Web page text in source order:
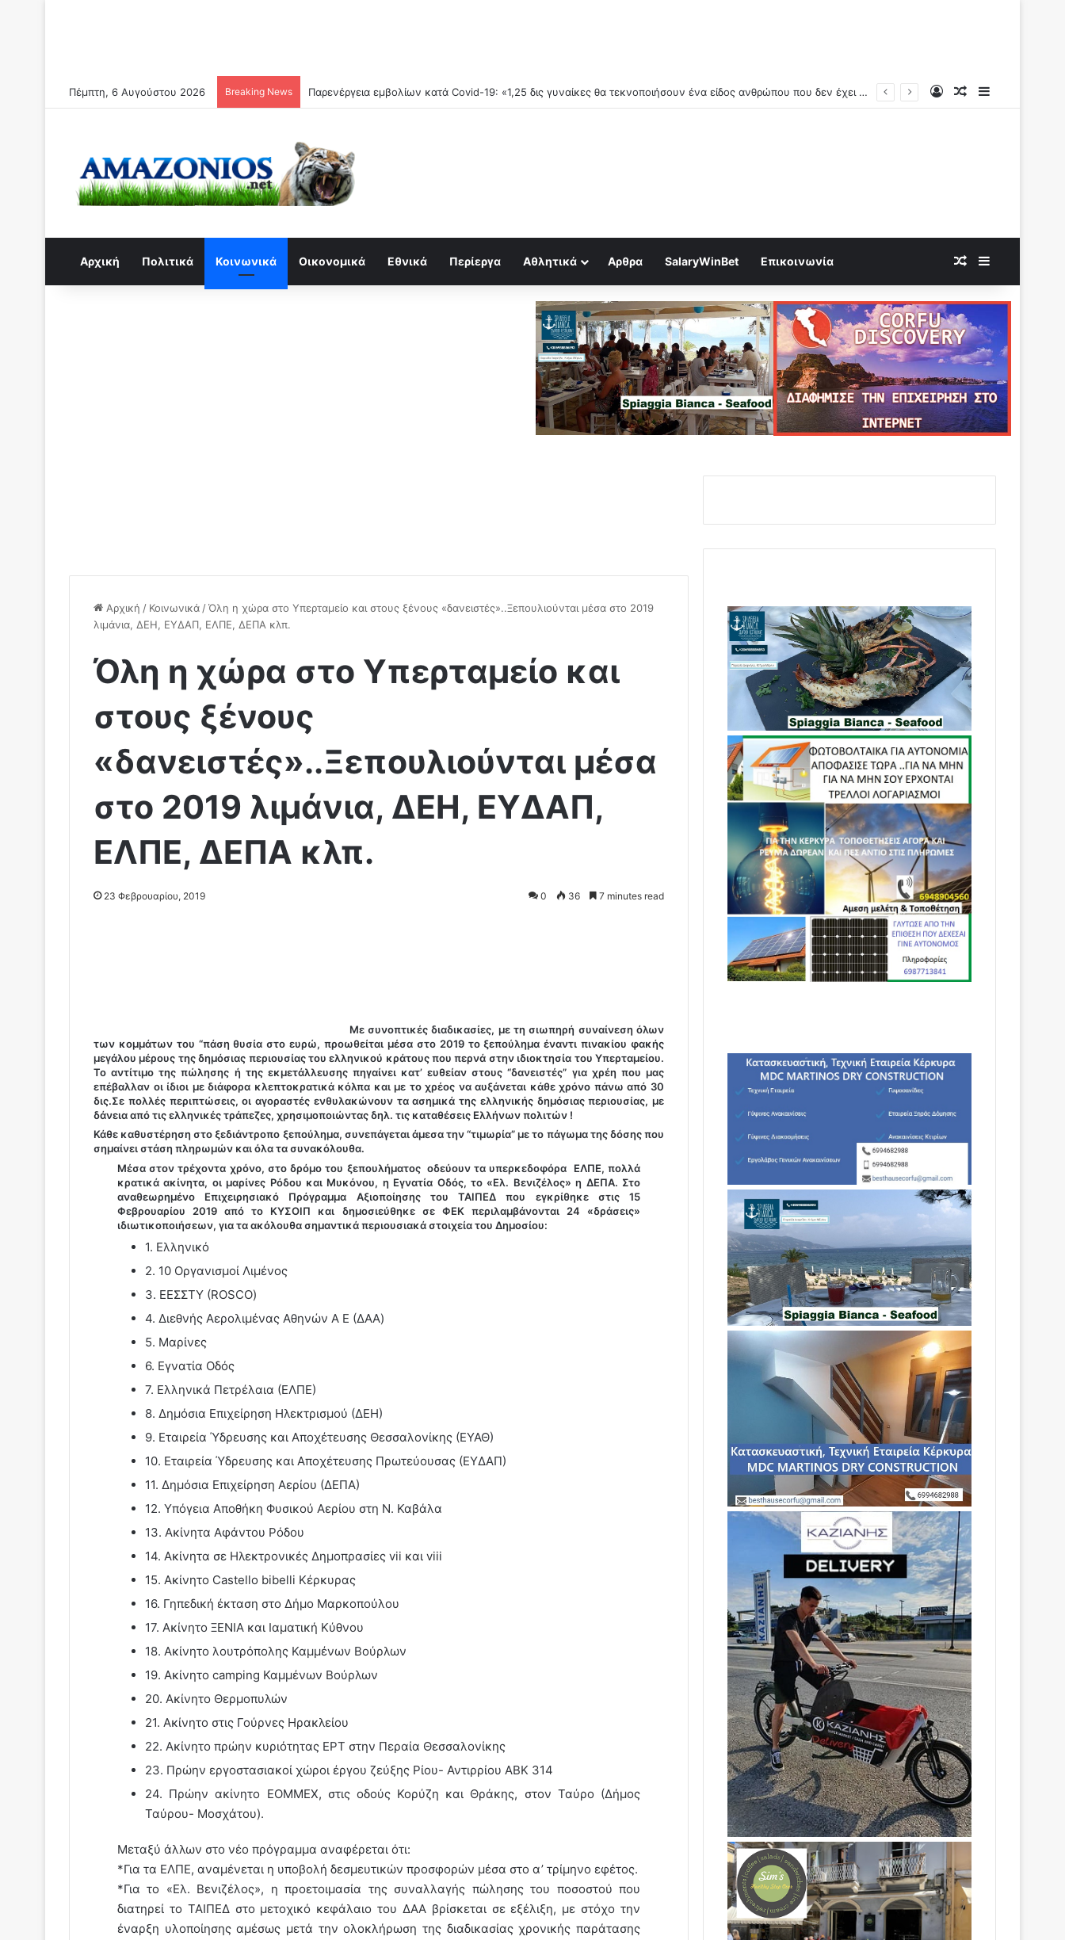
Πέμπτη, 6 Αυγούστου 2026 Breaking News Χάνεται η προστασία της ιδιωτικότητας ατομικές ελευθερίες και αλλα δικαίωματα του πολίτη με τη Νεα Ταυτότητα..Επιτήρηση-διαχείριση των προσωπικών δεδομένων και συνέπειες της καθολικής εφαρμογής της ψηφιακής ταυτότητας. Log InRandom Article
Αρχική Πολιτικά Κοινωνικά Οικονομικά Εθνικά Περίεργα Αθλητικά Αρθρα SalaryWinBet Επικοινωνία Random Article
Αρχική / Κοινωνικά /Όλη η χώρα στο Υπερταμείο και στους ξένους «δανειστές»..Ξεπουλιούνται μέσα στο 2019
λιμάνια, ΔΕΗ, ΕΥΔΑΠ, ΕΛΠΕ, ΔΕΠΑ κλπ.
Όλη η χώρα στο Υπερταμείο και
στους ξένους
«δανειστές»..Ξεπουλιούνται μέσα
στο 2019 λιμάνια, ΔΕΗ, ΕΥΔΑΠ,
ΕΛΠΕ, ΔΕΠΑ κλπ.
23 Φεβρουαρίου, 2019 0 36 7 minutes read
Με συνοπτικές διαδικασίες, με τη σιωπηρή συναίνεση όλων
των κομμάτων του “πάση θυσία στο ευρώ, προωθείται μέσα στο 2019 το ξεπούλημα έναντι πινακίου φακής
μεγάλου μέρους της δημόσιας περιουσίας του ελληνικού κράτους που περνά στην ιδιοκτησία του Υπερταμείου.
Το αντίτιμο της πώλησης ή της εκμετάλλευσης πηγαίνει κατ’ ευθείαν στους “δανειστές” για χρέη που μας
επέβαλλαν οι ίδιοι με διάφορα κλεπτοκρατικά κόλπα και με το χρέος να αυξάνεται κάθε χρόνο πάνω από 30
δις.Σε πολλές περιπτώσεις, οι αγοραστές ενθυλακώνουν τα ασημικά της ελληνικής δημόσιας περιουσίας, με
δάνεια από τις ελληνικές τράπεζες, χρησιμοποιώντας δηλ. τις καταθέσεις Ελλήνων πολιτών !
Κάθε καθυστέρηση στο ξεδιάντροπο ξεπούλημα, συνεπάγεται άμεσα την “τιμωρία” με το πάγωμα της δόσης που
σημαίνει στάση πληρωμών και όλα τα συνακόλουθα.
Μέσα στον τρέχοντα χρόνο, στο δρόμο του ξεπουλήματος οδεύουν τα υπερκεδοφόρα ΕΛΠΕ, πολλά
κρατικά ακίνητα, οι μαρίνες Ρόδου και Μυκόνου, η Εγνατία Οδός, το «Ελ. Βενιζέλος» η ΔΕΠΑ. Στο
αναθεωρημένο Επιχειρησιακό Πρόγραμμα Αξιοποίησης του ΤΑΙΠΕΔ που εγκρίθηκε στις 15
Φεβρουαρίου 2019 από το ΚΥΣΟΙΠ και δημοσιεύθηκε σε ΦΕΚ περιλαμβάνονται 24 «δράσεις»
ιδιωτικοποιήσεων, για τα ακόλουθα σημαντικά περιουσιακά στοιχεία του Δημοσίου:
1. Ελληνικό
2. 10 Οργανισμοί Λιμένος
3. ΕΕΣΣΤΥ (ROSCO)
4. Διεθνής Αερολιμένας Αθηνών Α E (ΔΑΑ)
5. Μαρίνες
6. Εγνατία Οδός
7. Ελληνικά Πετρέλαια (ΕΛΠΕ)
8. Δημόσια Επιχείρηση Ηλεκτρισμού (ΔΕΗ)
9. Εταιρεία Ύδρευσης και Αποχέτευσης Θεσσαλονίκης (ΕΥΑΘ)
10. Εταιρεία Ύδρευσης και Αποχέτευσης Πρωτεύουσας (ΕΥΔΑΠ)
11. Δημόσια Επιχείρηση Αερίου (ΔΕΠΑ)
12. Υπόγεια Αποθήκη Φυσικού Αερίου στη Ν. Καβάλα
13. Ακίνητα Αφάντου Ρόδου
14. Ακίνητα σε Ηλεκτρονικές Δημοπρασίες vii και viii
15. Ακίνητο Castello bibelli Κέρκυρας
16. Γηπεδική έκταση στο Δήμο Μαρκοπούλου
17. Ακίνητο ΞΕΝΙΑ και Ιαματική Κύθνου
18. Ακίνητο λουτρόπολης Καμμένων Βούρλων
19. Ακίνητο camping Καμμένων Βούρλων
20. Ακίνητο Θερμοπυλών
21. Ακίνητο στις Γούρνες Ηρακλείου
22. Ακίνητο πρώην κυριότητας ΕΡΤ στην Περαία Θεσσαλονίκης
23. Πρώην εργοστασιακοί χώροι έργου ζεύξης Ρίου- Αντιρρίου ΑΒΚ 314
24. Πρώην ακίνητο EOMMEX, στις οδούς Κορύζη και Θράκης, στον Ταύρο (Δήμος
Ταύρου- Μοσχάτου).
Μεταξύ άλλων στο νέο πρόγραμμα αναφέρεται ότι:
*Για τα ΕΛΠΕ, αναμένεται η υποβολή δεσμευτικών προσφορών μέσα στο α’ τρίμηνο εφέτος.
*Για το «Ελ. Βενιζέλος», η προετοιμασία της συναλλαγής πώλησης του ποσοστού που
διατηρεί το ΤΑΙΠΕΔ στο μετοχικό κεφάλαιο του ΔΑΑ βρίσκεται σε εξέλιξη, με στόχο την
έναρξη υλοποίησης αμέσως μετά την ολοκλήρωση της διαδικασίας χρονικής παράτασης